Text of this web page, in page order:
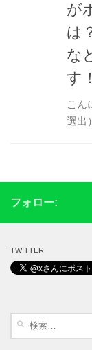
が
は
な
す！
こん
選出
フォロー:
TWITTER